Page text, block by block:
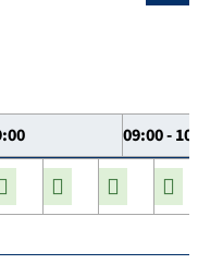
09:00 -